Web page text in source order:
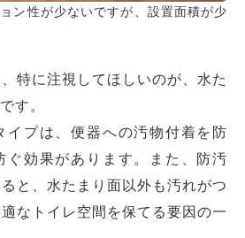
ン性が少ないですが、設置面積が少
特に注視してほしいのが、水た
す。
イプは、便器への汚物付着を防
ぐ効果があります。また、防汚
と、水たまり面以外も汚れがつ
なトイレ空間を保てる要因の一